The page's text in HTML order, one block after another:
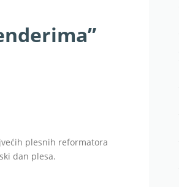
plesnih reformatora
dan plesa.